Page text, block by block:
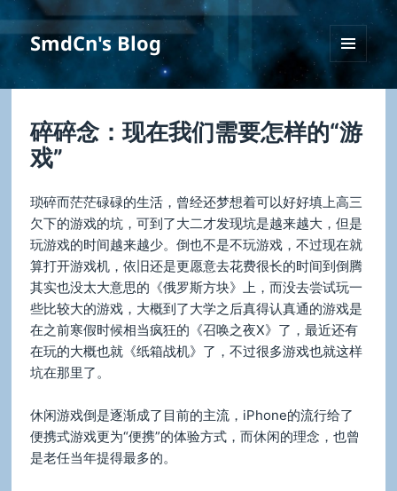
SmdCn's Blog
挂件
碎碎念：现在我们需要怎样的“游
戏”
琐碎而茫茫碌碌的生活，曾经还梦想着可以好好填上高三
欠下的游戏的坑，可到了大二才发现坑是越来越大，但是
玩游戏的时间越来越少。倒也不是不玩游戏，不过现在就
算打开游戏机，依旧还是更愿意去花费很长的时间到倒腾
其实也没太大意思的《俄罗斯方块》上，而没去尝试玩一
些比较大的游戏，大概到了大学之后真得认真通的游戏是
在之前寒假时候相当疯狂的《召唤之夜X》了，最近还有
在玩的大概也就《纸箱战机》了，不过很多游戏也就这样
坑在那里了。
休闲游戏倒是逐渐成了目前的主流，iPhone的流行给了
便携式游戏更为“便携”的体验方式，而休闲的理念，也曾
是老任当年提得最多的。